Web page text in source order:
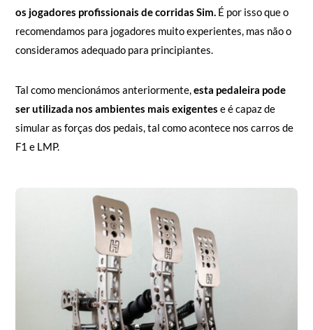
os jogadores profissionais de corridas Sim.É por isso que o
recomendamos para jogadores muito experientes, mas não o
consideramos adequado para principiantes.
Tal como mencionámos anteriormente,esta pedaleira pode
ser utilizada nos ambientes mais exigentes e é capaz de
simular as forças dos pedais, tal como acontece nos carros de
F1 e LMP.